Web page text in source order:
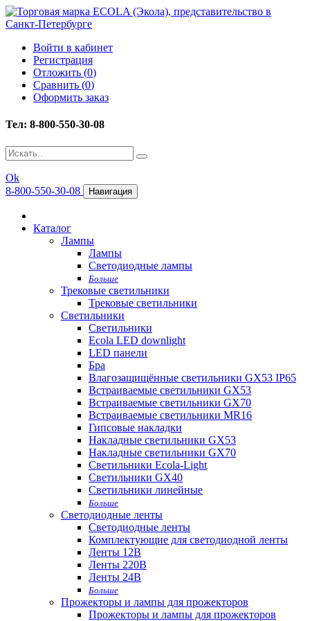
Войти в кабинет
Регистрация
Отложить (0)
Сравнить (0)
Оформить заказ
Тел: 8-800-550-30-08
Ok
8-800-550-30-08
Навигация
Каталог
Лампы
Лампы
Светодиодные лампы
Больше
Трековые светильники
Трековые светильники
Светильники
Светильники
Ecola LED downlight
LED панели
Бра
Влагозащищённые светильники GX53 IP65
Встраиваемые светильники GX53
Встраиваемые светильники GX70
Встраиваемые светильники MR16
Гипсовые накладки
Накладные светильники GX53
Накладные светильники GX70
Светильники Ecola-Light
Светильники GX40
Светильники линейные
Больше
Светодиодные ленты
Светодиодные ленты
Комплектующие для светодиодной ленты
Ленты 12В
Ленты 220В
Ленты 24В
Больше
Прожекторы и лампы для прожекторов
Прожекторы и лампы для прожекторов